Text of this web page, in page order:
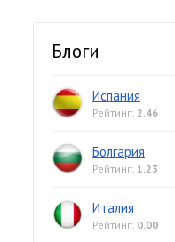
Блоги
Испания
Рейтинг: 2.46
Болгария
Рейтинг: 1.23
Италия
Рейтинг: 0.00